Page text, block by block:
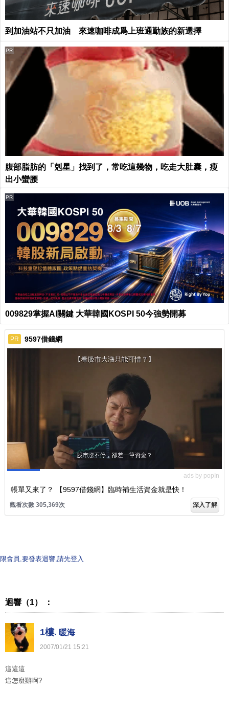
到加油站不只加油 來速咖啡成爲上班通勤族的新選擇
腹部脂肪的「剋星」找到了，常吃這幾物，吃走大肚囊，瘦
出小蠻腰
PR
009829掌握AI關鍵 大華韓國KOSPI 50今強勢開募
PR
PR 9597借錢網
ads by popIn
帳單又來了？ 【9597借錢網】臨時補生活資金就是快！
觀看次數 305,369次 深入了解
限會員,要發表迴響,請先登入
迴響（1） ：
1樓. 暖海
2007/01 /21 15:21
這這這
這怎麼辦啊?